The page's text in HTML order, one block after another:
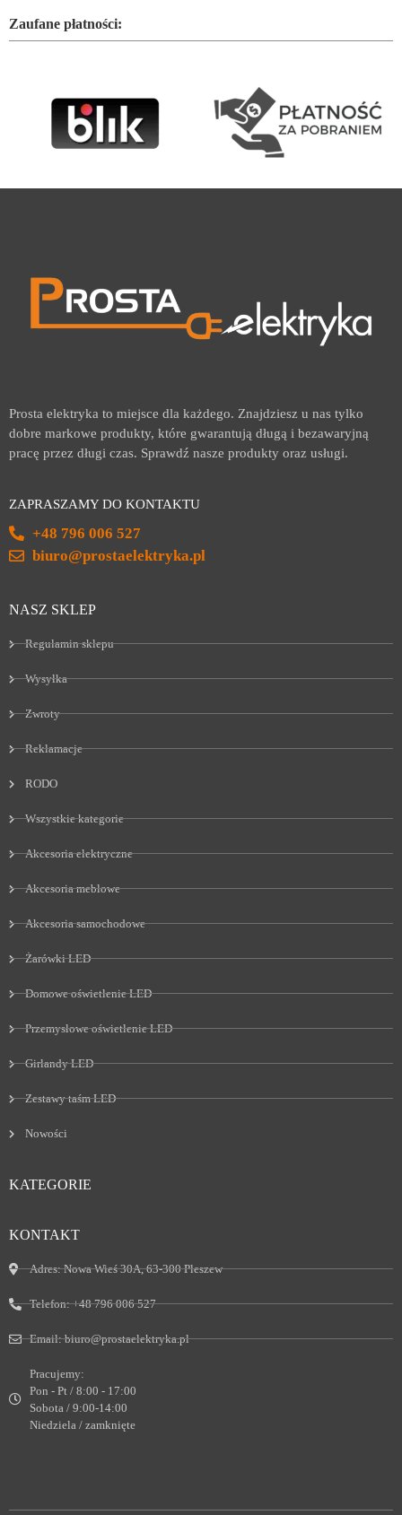
Zaufane płatności:
Prosta elektryka to miejsce dla każdego. Znajdziesz u nas tylko
dobre markowe produkty, które gwarantują długą i bezawaryjną
pracę przez długi czas. Sprawdź nasze produkty oraz usługi.
ZAPRASZAMY DO KONTAKTU
+48 796 006 527
biuro@prostaelektryka.pl
NASZ SKLEP
Regulamin sklepu
Wysyłka
Zwroty
Reklamacje
RODO
Wszystkie kategorie
Akcesoria elektryczne
Akcesoria meblowe
Akcesoria samochodowe
Żarówki LED
Domowe oświetlenie LED
Przemysłowe oświetlenie LED
Girlandy LED
Zestawy taśm LED
Nowości
KATEGORIE
KONTAKT
Adres:Nowa Wieś 30A, 63-300 Pleszew
Telefon:+48 796 006 527
Email:biuro@prostaelektryka.pl
Pracujemy:
Pon - Pt / 8:00 - 17:00
Sobota / 9:00-14:00
Niedziela / zamknięte